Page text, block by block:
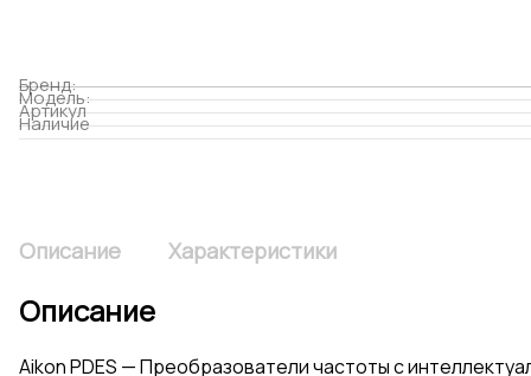
Бренд:
Модель:
Артикул
Наличие
Описание Характеристики
Описание
Aikon PDES — Преобразователи частоты c